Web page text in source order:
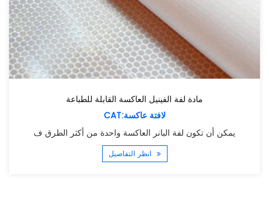
مادة لفة الفينيل العاكسة القابلة للطباعة
CAT:لافتة عاكسة
يمكن أن تكون لفة البانر العاكسة واحدة من أكثر الطرق ف
انظر التفاصيل